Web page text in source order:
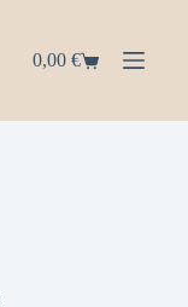
Panier
0,00€